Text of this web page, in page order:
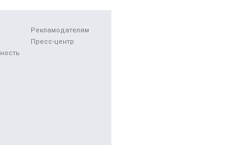
Рекламодателям
Пресс-центр